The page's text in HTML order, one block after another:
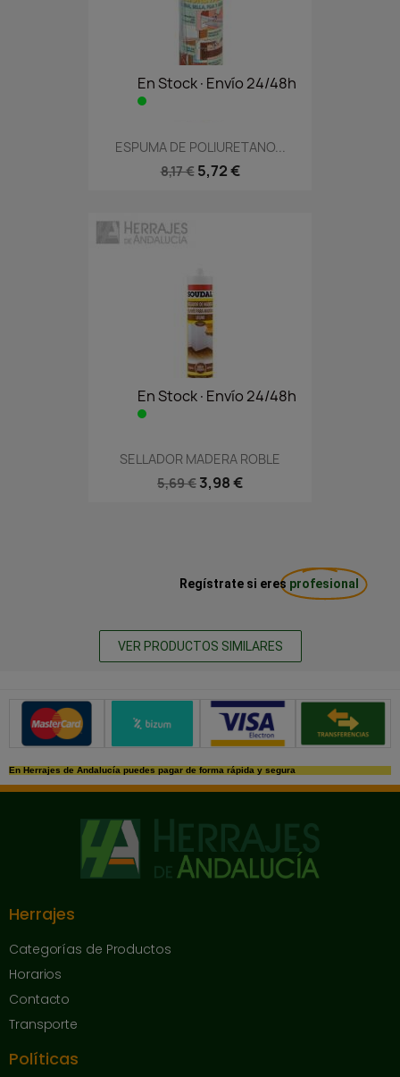
En Stock·Envío 24/48h
ESPUMA DE POLIURETANO...
8,17 € 5,72 €
En Stock·Envío 24/48h
SELLADOR MADERA ROBLE
5,69 € 3,98 €
Regístrate si eres profesional
VER PRODUCTOS SIMILARES
Métodos de pago seguros
En Herrajes de Andalucía puedes pagar de forma rápida y segura
Herrajes
Categorías de Productos
Horarios
Contacto
Transporte
Políticas